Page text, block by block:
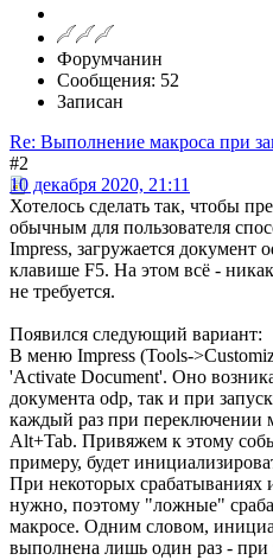
Форумчанин
Сообщения: 52
Записан
Re: Выполнение макроса при
#2
10 декабря 2020, 21:11
Хотелось сделать так, чтобы
обычным для пользователя
Impress, загружается документ
клавише F5. На этом всё -
не требуется.
Появился следующий вариант:
В меню Impress (Tools-
'Activate Document'. Оно
документа odp, так и при
каждый раз при
Alt+Tab. Привяжем к этому
примеру, будет
При некоторых срабатываниях
нужно, поэтому "ложные"
макросе. Одним словом,
выполнена лишь один раз - при